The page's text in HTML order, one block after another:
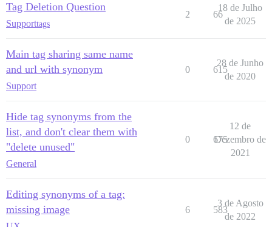
Tag Deletion Question
Supporttags
2 66
18 de Julho
de 2025
Main tag sharing same name
and url with synonym
Support
0 615
28 de Junho
de 2020
Hide tag synonyms from the
list, and don't clear them with
"delete unused"
General
0 675
12 de
Dezembro de
2021
Editing synonyms of a tag:
missing image
6 583
3 de Agosto
de 2022